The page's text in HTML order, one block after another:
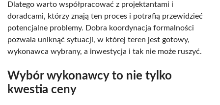
Dlatego warto współpracować z projektantami i
doradcami, którzy znają ten proces i potrafią przewidzieć
potencjalne problemy. Dobra koordynacja formalności
pozwala uniknąć sytuacji, w której teren jest gotowy,
wykonawca wybrany, a inwestycja i tak nie może ruszyć.
Wybór wykonawcy to nie tylko
kwestia ceny